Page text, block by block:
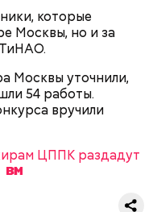
которые
Москвы, но и за
Москвы уточнили,
54 работы.
вручили
ЦППК раздадут